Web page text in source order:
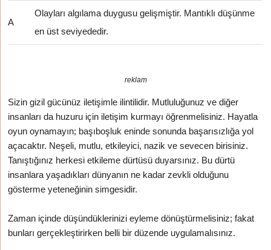
A
Olayları algılama duygusu gelişmiştir. Mantıklı düşünme
en üst seviyededir.
reklam
Sizin gizil gücünüz iletişimle ilintilidir. Mutluluğunuz ve diğer
insanları da huzuru için iletişim kurmayı öğrenmelisiniz. Hayatla
oyun oynamayın; başıboşluk eninde sonunda başarısızlığa yol
açacaktır. Neşeli, mutlu, etkileyici, nazik ve sevecen birisiniz.
Tanıştığınız herkesi etkileme dürtüsü duyarsınız. Bu dürtü
insanlara yaşadıkları dünyanın ne kadar zevkli olduğunu
gösterme yeteneğinin simgesidir.
Zaman içinde düşündüklerinizi eyleme dönüştürmelisiniz; fakat
bunları gerçekleştirirken belli bir düzende uygulamalısınız.